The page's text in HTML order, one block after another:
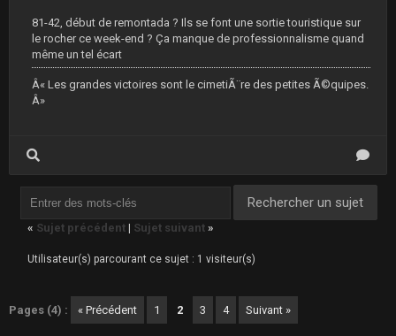
81-42, début de remontada ? Ils se font une sortie touristique sur
le rocher ce week-end ? Ça manque de professionnalisme quand
même un tel écart
Â« Les grandes victoires sont le cimetiÃ¨re des petites Ã©quipes.
Â»
« Sujet précédent | Sujet suivant »
Utilisateur(s) parcourant ce sujet : 1 visiteur(s)
Pages (4) : « Précédent 1 2 3 4 Suivant »